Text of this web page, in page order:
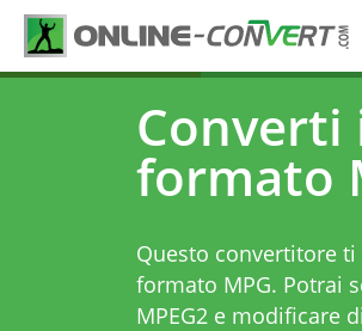
Converti
formato
Questo convertitore
formato MPG. Potrai
MPEG2 e modificare